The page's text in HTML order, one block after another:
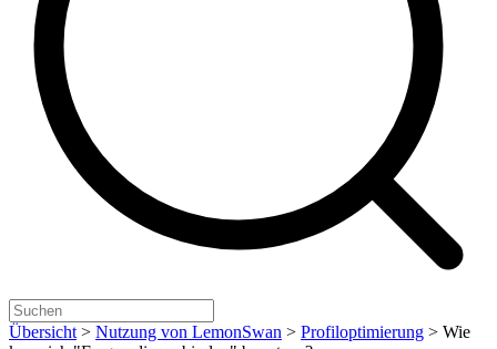
Übersicht > Nutzung von LemonSwan > Profiloptimierung > Wie